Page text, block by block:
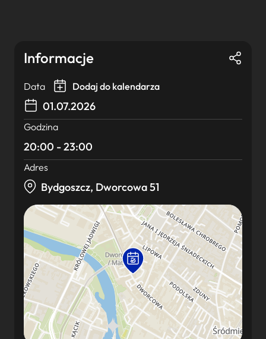
Informacje
Data Dodaj do kalendarza
01.07.2026
Godzina
20:00 - 23:00
Adres
Bydgoszcz, Dworcowa 51